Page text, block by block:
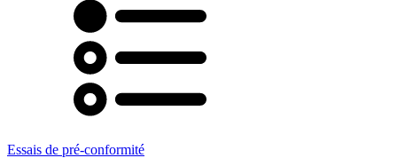
Essais de pré-conformité